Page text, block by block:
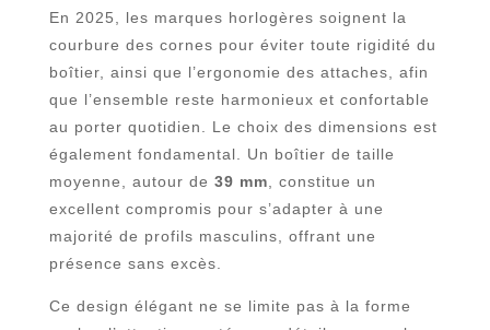
En 2025, les marques horlogères soignent la
courbure des cornes pour éviter toute rigidité du
boîtier, ainsi que l’ergonomie des attaches, afin
que l’ensemble reste harmonieux et confortable
au porter quotidien. Le choix des dimensions est
également fondamental. Un boîtier de taille
moyenne, autour de 39 mm , constitue un
excellent compromis pour s’adapter à une
majorité de profils masculins, offrant une
présence sans excès.
Ce design élégant ne se limite pas à la forme